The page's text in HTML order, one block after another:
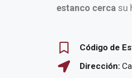
estanco cerca su
Código de
Dirección: